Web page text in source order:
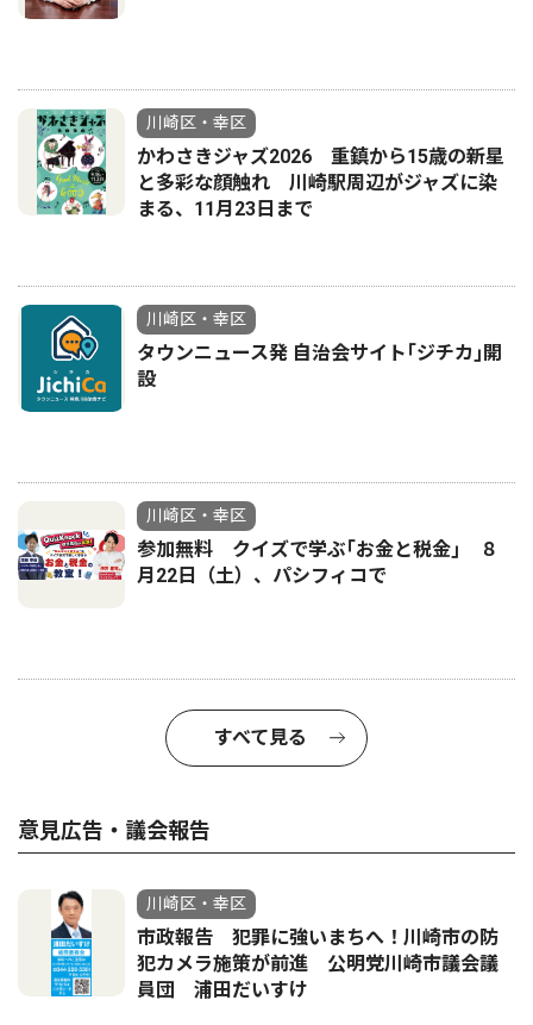
川崎区・幸区
かわさきジャズ2026 重鎮から15歳の新星
と多彩な顔触れ 川崎駅周辺がジャズに染
まる、11月23日まで
川崎区・幸区
タウンニュース発 自治会サイト｢ジチカ｣開
設
川崎区・幸区
参加無料 クイズで学ぶ｢お金と税金｣ ８
月22日（土）、パシフィコで
すべて見る
意見広告・議会報告
川崎区・幸区
市政報告 犯罪に強いまちへ！川崎市の防
犯カメラ施策が前進 公明党川崎市議会議
員団 浦田だいすけ